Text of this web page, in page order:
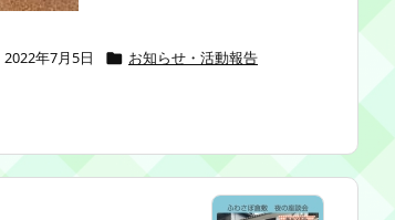
2022年7月5日  お知らせ・活動報告